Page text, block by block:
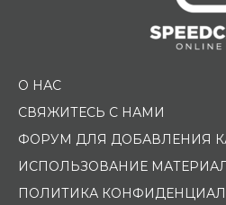
О НАС
СВЯЖИТЕСЬ С НАМИ
ФОРУМ ДЛЯ ДОБАВЛЕНИЯ
ИСПОЛЬЗОВАНИЕ
ПОЛИТИКА